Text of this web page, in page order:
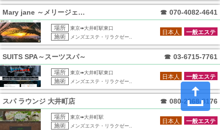
Mary jane ～メリージェーン～ ☎ 070-4082-4641
場所 東京➠大井町駅東口
施術 メンズエステ・リラクゼー..
一般エステ
日本人
SUITS SPA～スーツスパ～ ☎ 03-6715-7761
場所 東京➠大井町駅東口
施術 メンズエステ・リラクゼー..
一般エステ
日本人
スパ ラウンジ 大井町店 ☎ 080-2368-8176
場所 東京➠大井町駅
施術 メンズエステ・リラクゼー..
一般エステ
日本人